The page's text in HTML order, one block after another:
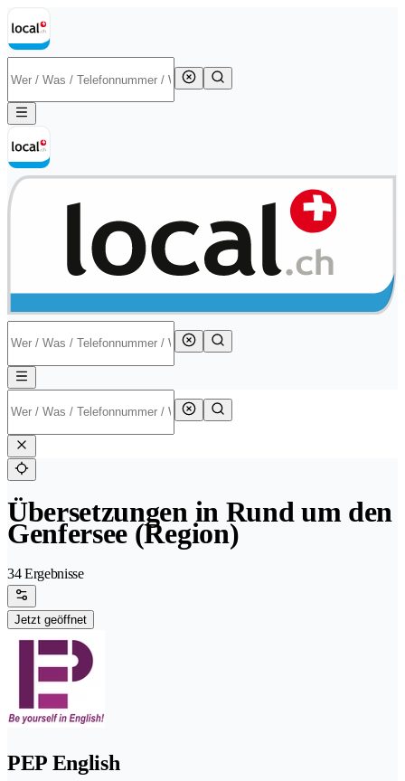
Übersetzungen in Rund um den
Genfersee (Region)
34 Ergebnisse
Jetzt geöffnet
PEP English